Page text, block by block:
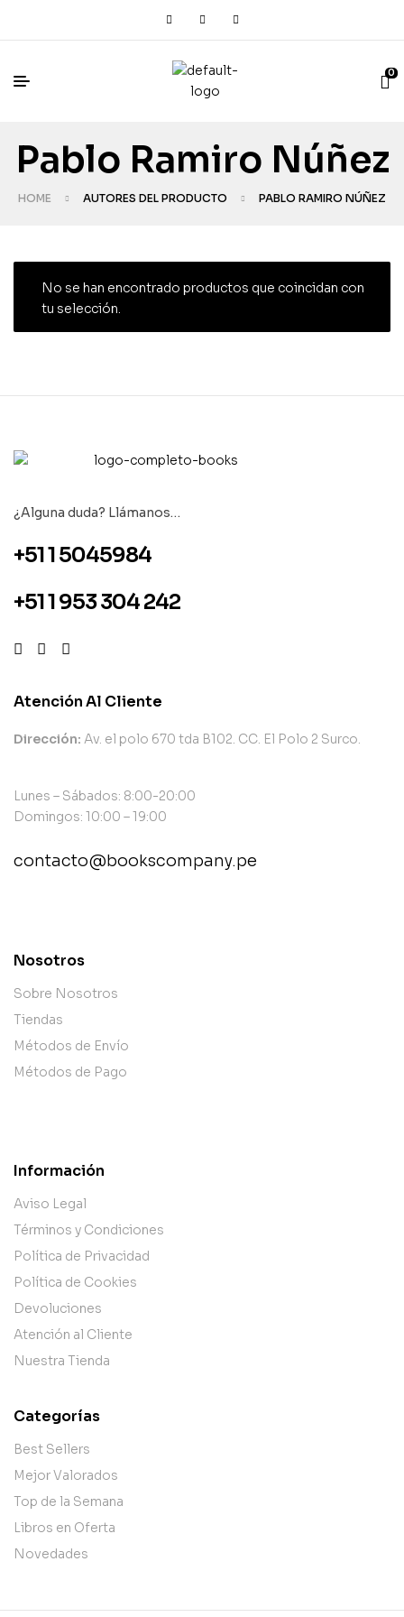
0
Pablo Ramiro Núñez
HOME AUTORES DEL PRODUCTO PABLO RAMIRO NÚÑEZ
No se han encontrado productos que coincidan con
tu selección.
¿Alguna duda? Llámanos…
+51 1 5045984
+51 1 953 304 242
Atención Al Cliente
Dirección: Av. el polo 670 tda B102. CC. El Polo 2 Surco.
Lunes – Sábados: 8:00-20:00
Domingos: 10:00 – 19:00
contacto@bookscompany.pe
Nosotros
Sobre Nosotros
Tiendas
Métodos de Envío
Métodos de Pago
Información
Aviso Legal
Términos y Condiciones
Política de Privacidad
Política de Cookies
Devoluciones
Atención al Cliente
Nuestra Tienda
Categorías
Best Sellers
Mejor Valorados
Top de la Semana
Libros en Oferta
Novedades